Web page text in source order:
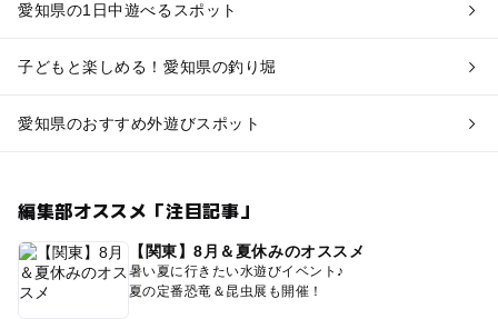
愛知県の1日中遊べるスポット
子どもと楽しめる！愛知県の釣り堀
愛知県のおすすめ外遊びスポット
編集部オススメ「注目記事」
【関東】8月＆夏休みのオススメ
暑い夏に行きたい水遊びイベント♪
夏の定番恐竜＆昆虫展も開催！